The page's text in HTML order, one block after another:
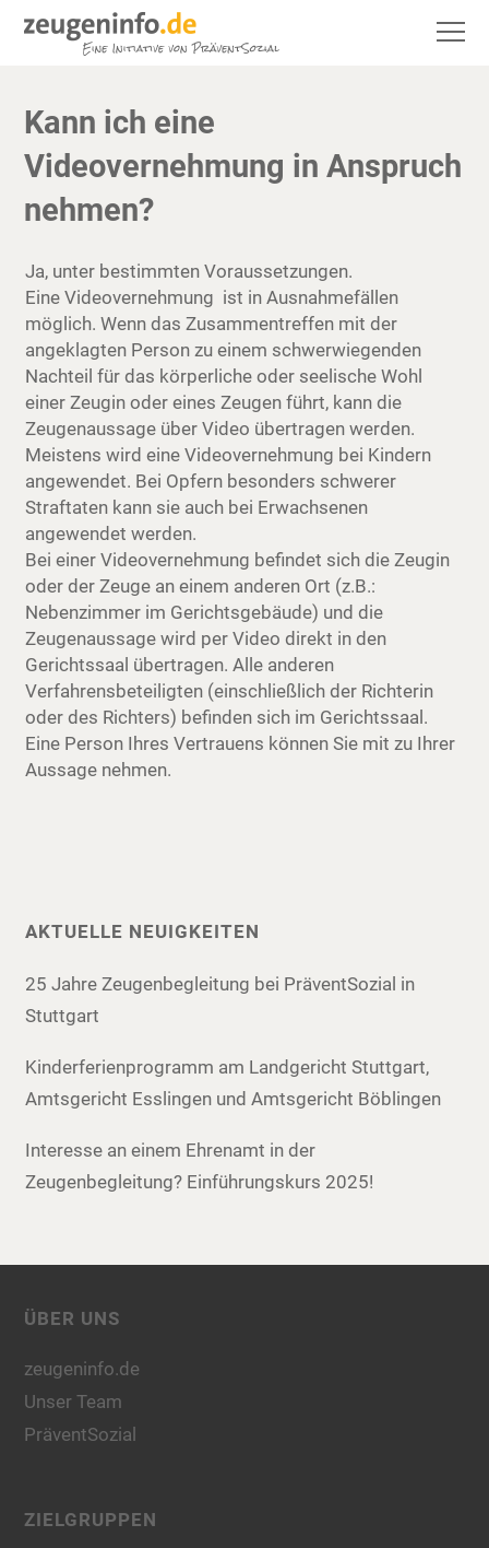
Kann ich eine
Videovernehmung in Anspruch
nehmen?
Ja, unter bestimmten Voraussetzungen.
Eine Videovernehmung ist in Ausnahmefällen
möglich. Wenn das Zusammentreffen mit der
angeklagten Person zu einem schwerwiegenden
Nachteil für das körperliche oder seelische Wohl
einer Zeugin oder eines Zeugen führt, kann die
Zeugenaussage über Video übertragen werden.
Meistens wird eine Videovernehmung bei Kindern
angewendet. Bei Opfern besonders schwerer
Straftaten kann sie auch bei Erwachsenen
angewendet werden.
Bei einer Videovernehmung befindet sich die Zeugin
oder der Zeuge an einem anderen Ort (z.B.:
Nebenzimmer im Gerichtsgebäude) und die
Zeugenaussage wird per Video direkt in den
Gerichtssaal übertragen. Alle anderen
Verfahrensbeteiligten (einschließlich der Richterin
oder des Richters) befinden sich im Gerichtssaal.
Eine Person Ihres Vertrauens können Sie mit zu Ihrer
Aussage nehmen.
AKTUELLE NEUIGKEITEN
25 Jahre Zeugenbegleitung bei PräventSozial in
Stuttgart
Kinderferienprogramm am Landgericht Stuttgart,
Amtsgericht Esslingen und Amtsgericht Böblingen
Interesse an einem Ehrenamt in der
Zeugenbegleitung? Einführungskurs 2025!
ÜBER UNS
zeugeninfo.de
Unser Team
PräventSozial
ZIELGRUPPEN